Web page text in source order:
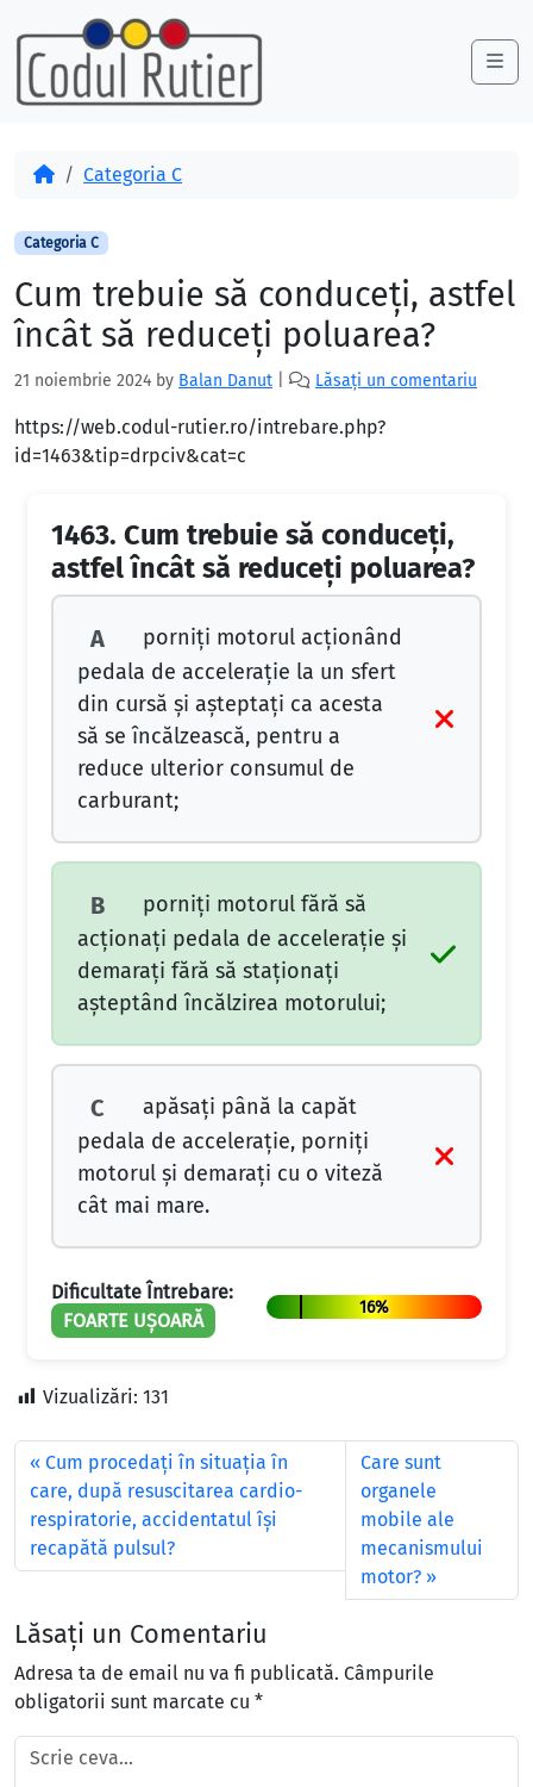
Skip to content
Skip to footer
AcasăCategoria C
Categoria C
Cum trebuie să conduceţi, astfel
încât să reduceţi poluarea?
21 noiembrie 2024 by Balan Danut Lăsați un comentariu
https://web.codul-rutier.ro/intrebare.php?
id=1463&tip=drpciv&cat=c
1463. Cum trebuie să conduceţi,
astfel încât să reduceţi poluarea?
A
porniţi motorul acţionând
pedala de acceleraţie la un sfert
din cursă şi aşteptaţi ca acesta
să se încălzească, pentru a
reduce ulterior consumul de
carburant;
B
porniţi motorul fără să
acţionaţi pedala de acceleraţie şi
demaraţi fără să staţionaţi
aşteptând încălzirea motorului;
C
apăsaţi până la capăt
pedala de acceleraţie, porniţi
motorul şi demaraţi cu o viteză
cât mai mare.
Dificultate Întrebare:
FOARTE UȘOARĂ
16%
Vizualizări: 131
Cum procedați în situația în
care, după resuscitarea cardio-
respiratorie, accidentatul își
recapătă pulsul?
Care sunt
organele
mobile ale
mecanismului
motor?
Lăsați un Comentariu
Adresa ta de email nu va fi publicată. Câmpurile
obligatorii sunt marcate cu *